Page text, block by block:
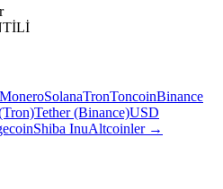
MoneroSolanaTronToncoinBinance
Tether (Binance)USD
Shiba InuAltcoinler→